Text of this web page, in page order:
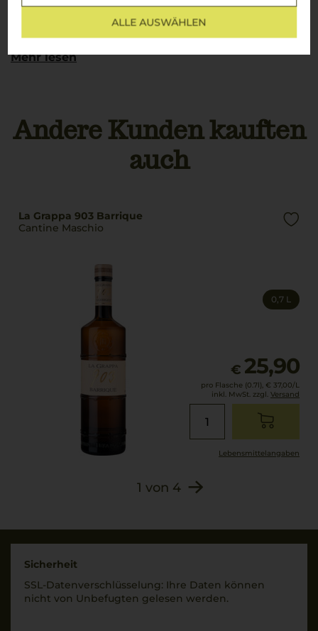
ALLE AUSWÄHLEN
Kunststoffkorken
Hersteller / Importeur
Land
Salz
0 g
Zutaten
natürliche Aromen,
Konservierungsstoffe
E202, E211, Farbstoff:
E129.
Mehr lesen
Andere Kunden kauften
auch
La Grappa 903 Barrique
Cantine Maschio
0,7 L
€ 25,90
pro Flasche (0.7l), € 37,00/L
inkl. MwSt. zzgl. Versand
Lebensmittel­angaben
1 von 4
Sicherheit
SSL-Daten­verschlüs­selung: Ihre Daten können
nicht von Unbe­fugten gelesen werden.